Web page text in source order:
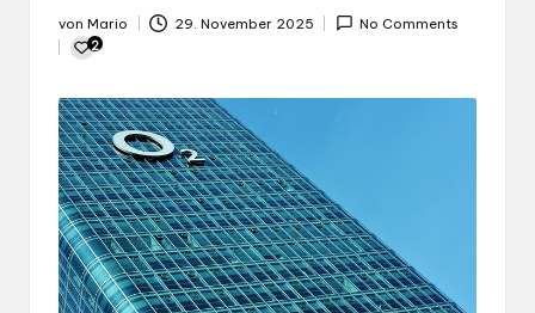
Gepostet
von
von Mario 29. November 2025 No Comments
2